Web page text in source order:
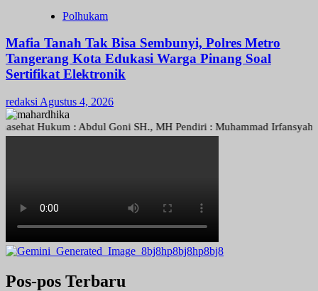
Polhukam
Mafia Tanah Tak Bisa Sembunyi, Polres Metro
Tangerang Kota Edukasi Warga Pinang Soal
Sertifikat Elektronik
redaksi Agustus 4, 2026
Hukum : Abdul Goni SH., MH Pendiri : Muhammad Irfansyah,
Pos-pos Terbaru